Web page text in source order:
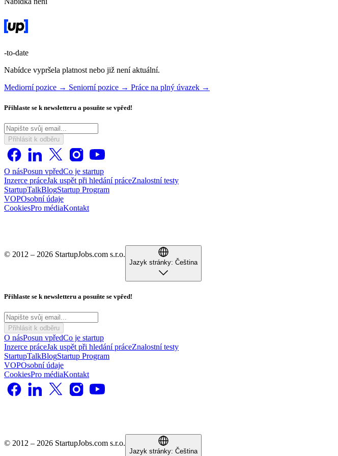
-to-date
Nabídce vypršela platnost nebo již není aktuální.
Mediorní pozice → Seniorní pozice → Práce na plný úvazek →
Přihlaste se k newsletteru a posuňte se vpřed!
Přihlásit k odběru
O násPosun vpředCo je startup
Inzerce práceJak uspět při hledání práceZnalostní testy
StartupTalkBlogStartup Program
VOPOsobní údaje
CookiesPro médiaKontakt
© 2012 – 2026 StartupJobs.com s.r.o.
Jazyk stránky: Čeština
Přihlaste se k newsletteru a posuňte se vpřed!
Přihlásit k odběru
O násPosun vpředCo je startup
Inzerce práceJak uspět při hledání práceZnalostní testy
StartupTalkBlogStartup Program
VOPOsobní údaje
CookiesPro médiaKontakt
© 2012 – 2026 StartupJobs.com s.r.o.
Jazyk stránky: Čeština